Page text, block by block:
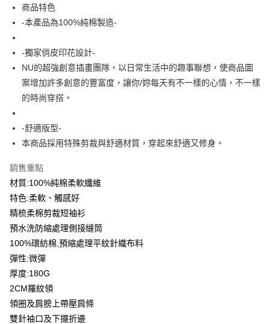
華南商業銀行
上海商業儲蓄銀行
臺灣中小企業銀行
匯豐（台灣）商業銀行
華泰商業銀行
聯邦商業銀行
遠東國際商業銀行
元大商業銀行
永豐商業銀行
玉山商業銀行
台灣樂天信用卡公司
華南商業銀行
國泰世華商業銀行
臺灣中小企業銀行
台中商業銀行
匯豐（台灣）商業銀行
華泰商業銀行
聯邦商業銀行
元大商業銀行
台新國際商業銀行
台灣樂天信用卡公司
12 期 0 利率 每期
上海商業儲蓄銀行
國泰世華商業銀行
兆豐國際商業銀行
臺灣中小企業銀行
台中商業銀行
匯豐（台灣）商業銀行
元大商業銀行
玉山商業銀行
台新國際商業銀行
中國信託商業銀行
超商取貨付款
LINE Pay
Apple Pay
街口支付
悠遊付
Google Pay
全盈+PAY
大哥付你分期
相關說明
1.本服務由台灣大哥大提供，台灣大哥大用戶可立即使用無須另外申請。
2.付款方式選擇「大哥付你分期」，訂單成立後會自動跳轉到大哥付的交易
流程，驗證手機門號後，選擇欲分期的期數、繳款截止日，確認付款後即完
成交易。
3.實際核准額度、可分期數及費用金額請依後續交易確認頁面所載為準。
4.訂單成立30分鐘內，如未前往確認交易或遇審核未通過，訂單將自動取
消。如遇「轉專審核」未通過狀況，表示未達大哥付你分期系統評分，恕無
法說明評估內容。
【繳款方式說明】
AFTEE先享後付
相關說明
【關於「AFTEE先享後付」】
AFTEE先享後付是「在收到商品之後才付款」的支付方式。 讓您購物簡單
１．簡單：不需註冊會員、不需綁卡、不需儲值。
２．便利：只要手機號碼，簡訊認證，即可結帳。
３．安心：先確認商品／服務後，再付款。
ATM付款
運送方式
全家付款取貨
商品特色
-本產品為100%純棉製造-
-獨家俏皮印花設計-
NU的超強創意插畫團隊，以日常生活中的趣事聯想，使商品圖
案增加許多創意的豐富度，讓你/妳每天有不一樣的心情，不一樣
的時尚穿搭。
-舒適版型-
本商品採用特殊剪裁與舒適材質，穿起來舒適又修身。
銷售重點
材質:100%純棉柔軟纖維
特色:柔軟、觸感好
精梳柔棉剪裁短袖衫
預水洗防縮處理側接縫筒
100%環紡棉,預縮處理平紋針織布料
彈性:微彈
厚度:180G
2CM羅紋領
領圈及肩膀上帶壓肩條
雙針袖口及下擺折邊